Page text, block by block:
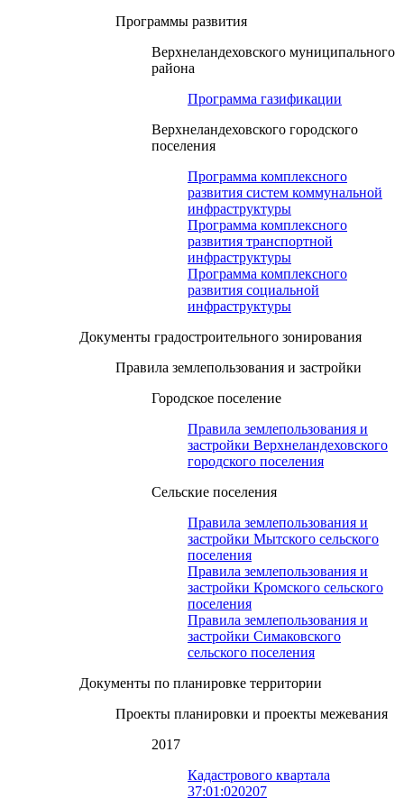
Программы развития
Верхнеландеховского муниципального
района
Программа газификации
Верхнеландеховского городского
поселения
Программа комплексного
развития систем коммунальной
инфраструктуры
Программа комплексного
развития транспортной
инфраструктуры
Программа комплексного
развития социальной
инфраструктуры
Документы градостроительного зонирования
Правила землепользования и застройки
Городское поселение
Правила землепользования и
застройки Верхнеландеховского
городского поселения
Сельские поселения
Правила землепользования и
застройки Мытского сельского
поселения
Правила землепользования и
застройки Кромского сельского
поселения
Правила землепользования и
застройки Симаковского
сельского поселения
Документы по планировке территории
Проекты планировки и проекты межевания
2017
Кадастрового квартала
37:01:020207